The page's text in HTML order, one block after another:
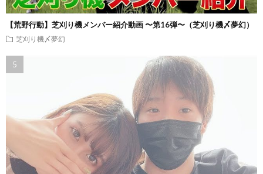
【荒野行動】芝刈り機メンバー紹介動画 〜第16弾〜（芝刈り機〆夢幻）
芝刈り機〆夢幻